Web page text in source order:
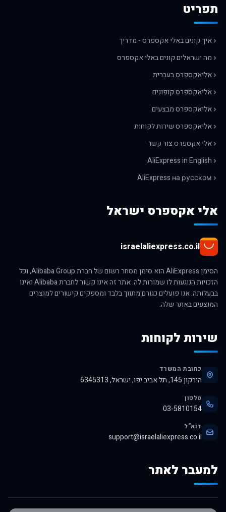
תפריט
איך קונים באלי אקספרס - מדריך
מה ישראלים קונים באלי אקספרס
אליאקספרס בעברית
אליאקספרס קופונים
אליאקספרס מבצעים
אליאקספרס שירות לקוחות
אלי אקספרס צור קשר
AliExpress in English
AliExpress на русском
אלי אקספרס ישראל
israelaliexpress.co.il
הסימן AliExpress הוא סימן מסחר רשום של חברת Alibaba Group, וכל
הזכויות הנוגעות לו שמורות לה. אתר זה אינו קשור לחברת Alibaba ואינו
בבעלותה. אנו פועלים כגורם מתווך בלבד ומספקים קישורים למוצרים
המוצעים באתר שלה.
שירות לקוחות
כתובת המשרד
הירקון 145, תל אביב יפו, ישראל, 6345313
טלפון
03-5810154
דוא"ל
support@israelaliexpress.co.il
למעבר לאתר
לרכישה באלי אקספרס